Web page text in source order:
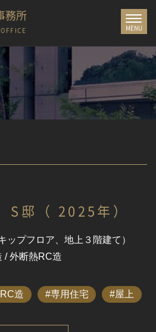
Toggle
MENU
務所
邸（ 2025年）
ップフロア、地上３階建て）
/ 外断熱RC造
造 専用住宅 屋上